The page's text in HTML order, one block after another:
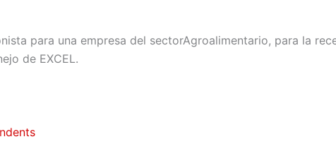
para una empresa del sectorAgroalimentario, para la
de EXCEL.